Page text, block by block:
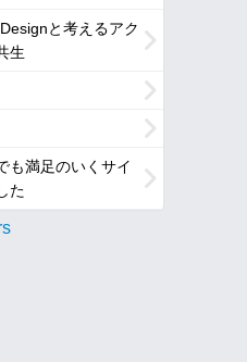
と考えるアク
生
も満足のいくサイ
た